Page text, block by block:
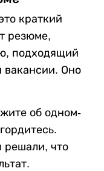
краткий
резюме,
подходящий
вакансии. Оно
об одном-
решали, что